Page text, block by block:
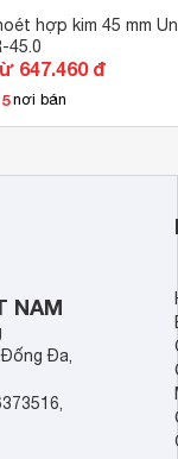
hợp kim 45 mm
45.0
647.460 đ
5 nơi bán
NAM
Đa,